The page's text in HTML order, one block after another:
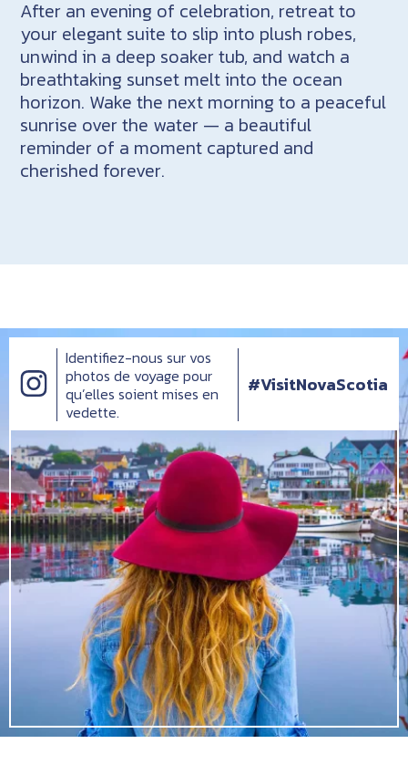
After an evening of celebration, retreat to
your elegant suite to slip into plush robes,
unwind in a deep soaker tub, and watch a
breathtaking sunset melt into the ocean
horizon. Wake the next morning to a peaceful
sunrise over the water — a beautiful
reminder of a moment captured and
cherished forever.
Identifiez-nous sur vos
photos de voyage pour
qu’elles soient mises en
vedette.
#VisitNovaScotia